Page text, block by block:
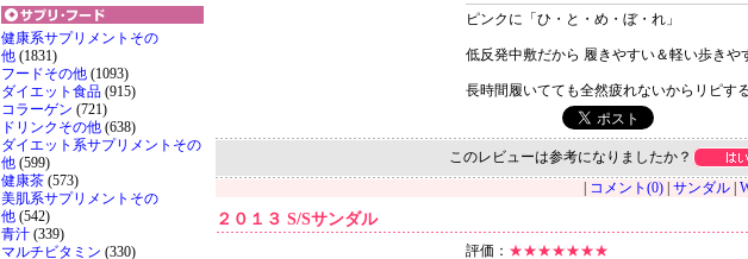
健康系サプリメントその
他 (1831)
フードその他 (1093)
ダイエット食品 (915)
コラーゲン (721)
ドリンクその他 (638)
ダイエット系サプリメントその
他 (599)
健康茶 (573)
美肌系サプリメントその
他 (542)
青汁 (339)
マルチビタミン (330)
ピンクに「ひ・と・め・ぼ・れ」
低反発中敷だから 履きやすい＆軽い歩きや
長時間履いてても全然疲れないからリピす
このレビューは参考になりましたか？
コメント(0) サンダル
２０１３ S/Sサンダル
評価： ★★★★★★★